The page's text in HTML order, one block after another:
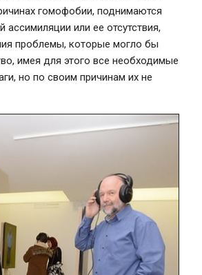
гомофобии, поднимаются
или ее отсутствия,
проблемы, которые могло бы
имея для этого все необходимые
но по своим причинам их не